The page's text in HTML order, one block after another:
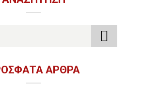
ΑΡΘΡΑ